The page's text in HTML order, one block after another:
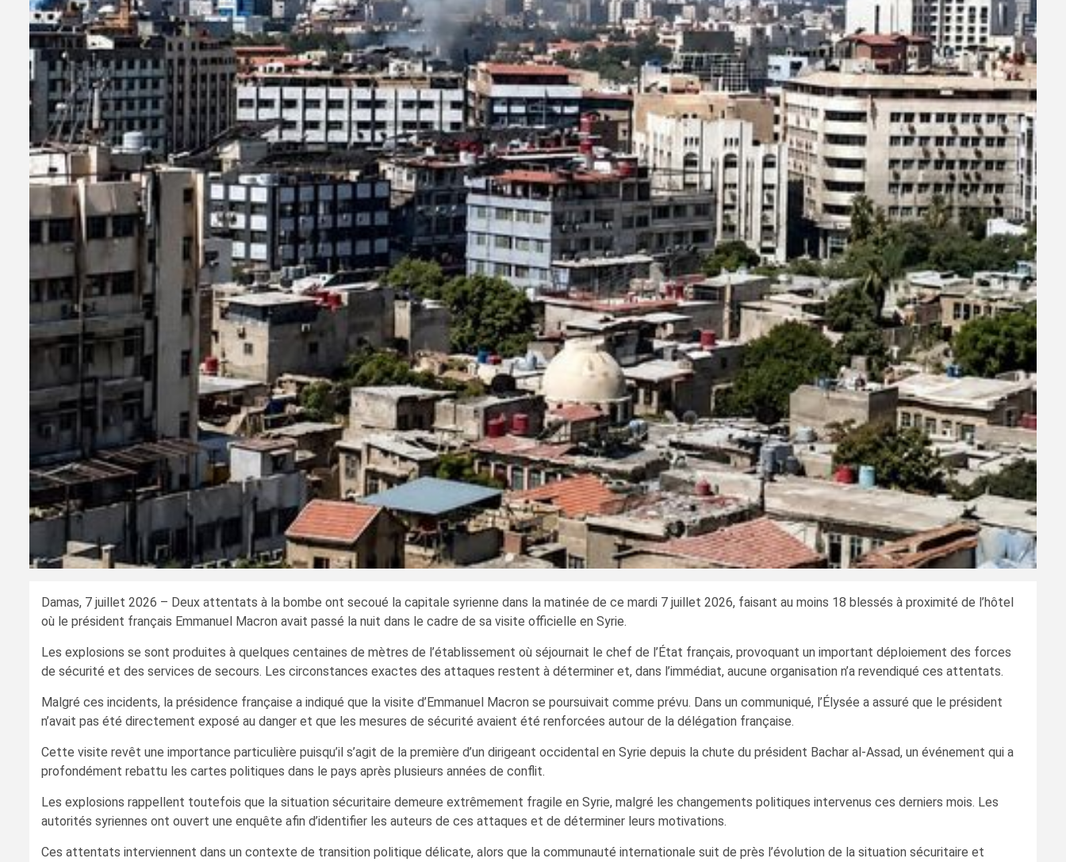
Damas, 7 juillet 2026 – Deux attentats à la bombe ont secoué la capitale syrienne dans la matinée de ce mardi 7 juillet 2026, faisant au moins 18 blessés à proximité de l’hôtel
où le président français Emmanuel Macron avait passé la nuit dans le cadre de sa visite officielle en Syrie.
Les explosions se sont produites à quelques centaines de mètres de l’établissement où séjournait le chef de l’État français, provoquant un important déploiement des forces
de sécurité et des services de secours. Les circonstances exactes des attaques restent à déterminer et, dans l’immédiat, aucune organisation n’a revendiqué ces attentats.
Malgré ces incidents, la présidence française a indiqué que la visite d’Emmanuel Macron se poursuivait comme prévu. Dans un communiqué, l’Élysée a assuré que le président
n’avait pas été directement exposé au danger et que les mesures de sécurité avaient été renforcées autour de la délégation française.
Cette visite revêt une importance particulière puisqu’il s’agit de la première d’un dirigeant occidental en Syrie depuis la chute du président Bachar al-Assad, un événement qui a
profondément rebattu les cartes politiques dans le pays après plusieurs années de conflit.
Les explosions rappellent toutefois que la situation sécuritaire demeure extrêmement fragile en Syrie, malgré les changements politiques intervenus ces derniers mois. Les
autorités syriennes ont ouvert une enquête afin d’identifier les auteurs de ces attaques et de déterminer leurs motivations.
Ces attentats interviennent dans un contexte de transition politique délicate, alors que la communauté internationale suit de près l’évolution de la situation sécuritaire et